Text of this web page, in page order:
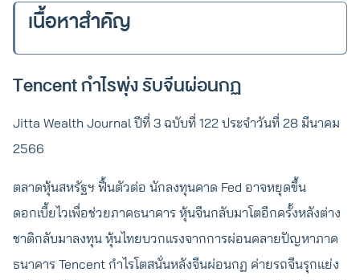
เนื้อหาสำคัญ
Tencent กำไรพุ่ง รับจีนผ่อนกฏ
Jitta Wealth Journal ปีที่ 3 ฉบับที่ 122 ประจำวันที่ 28 มีนาคม
2566
ตลาดหุ้นสหรัฐฯ ฟื้นตัวต่อ นักลงทุนคาด Fed อาจหยุดขึ้น
ดอกเบี้ยไวเพื่อช่วยภาคธนาคาร หุ้นจีนกลับมาโตอีกครั้งหลังต่าง
ชาติกลับมาลงทุน หุ้นไทยบวกแรงจากการผ่อนคลายปัญหาภาค
ธนาคาร Tencent กำไรโตสนั่นหลังจีนผ่อนกฏ ค่ายรถจีนรุกแย่ง